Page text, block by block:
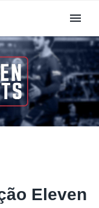
Eleven